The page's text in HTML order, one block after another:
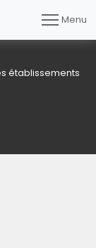
Menu
établissements